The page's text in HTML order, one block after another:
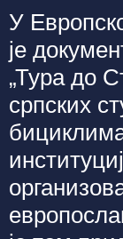
У
је
„Тура до
српских